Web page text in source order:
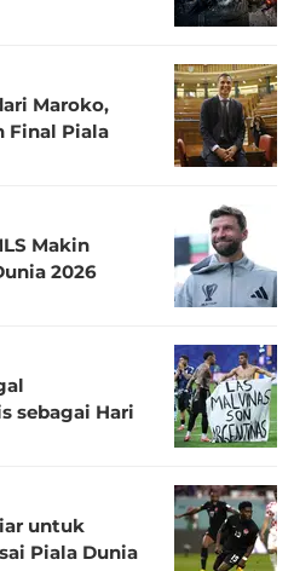
Maroko,
Final Piala
Makin
2026
sebagai Hari
untuk
Piala Dunia